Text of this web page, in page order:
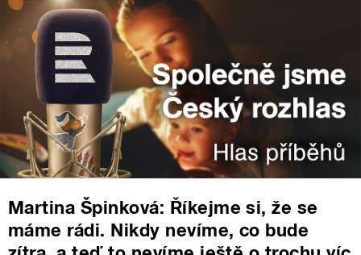
Martina Špinková: Říkejme si, že se
máme rádi. Nikdy nevíme, co bude